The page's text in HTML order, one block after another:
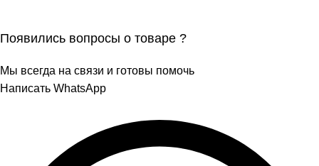
Появились вопросы о товаре ?
Мы всегда на связи и готовы помочь
Написать WhatsApp